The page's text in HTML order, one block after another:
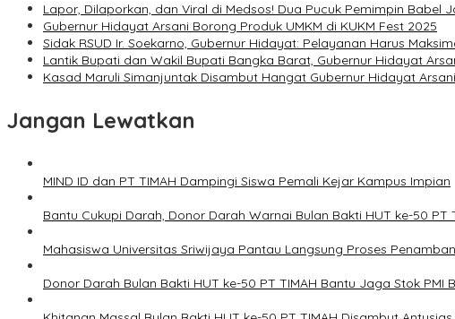
Lapor, Dilaporkan, dan Viral di Medsos! Dua Pucuk Pemimpin Babel
Gubernur Hidayat Arsani Borong Produk UMKM di KUKM Fest 2025
Sidak RSUD Ir. Soekarno, Gubernur Hidayat: Pelayanan Harus
Lantik Bupati dan Wakil Bupati Bangka Barat, Gubernur Hidayat
Kasad Maruli Simanjuntak Disambut Hangat Gubernur Hidayat Arsani
Jangan Lewatkan
MIND ID dan PT TIMAH Dampingi Siswa Pemali Kejar Kampus Impian
Bantu Cukupi Darah, Donor Darah Warnai Bulan Bakti HUT ke-50 PT
Mahasiswa Universitas Sriwijaya Pantau Langsung Proses
Donor Darah Bulan Bakti HUT ke-50 PT TIMAH Bantu Jaga Stok PMI